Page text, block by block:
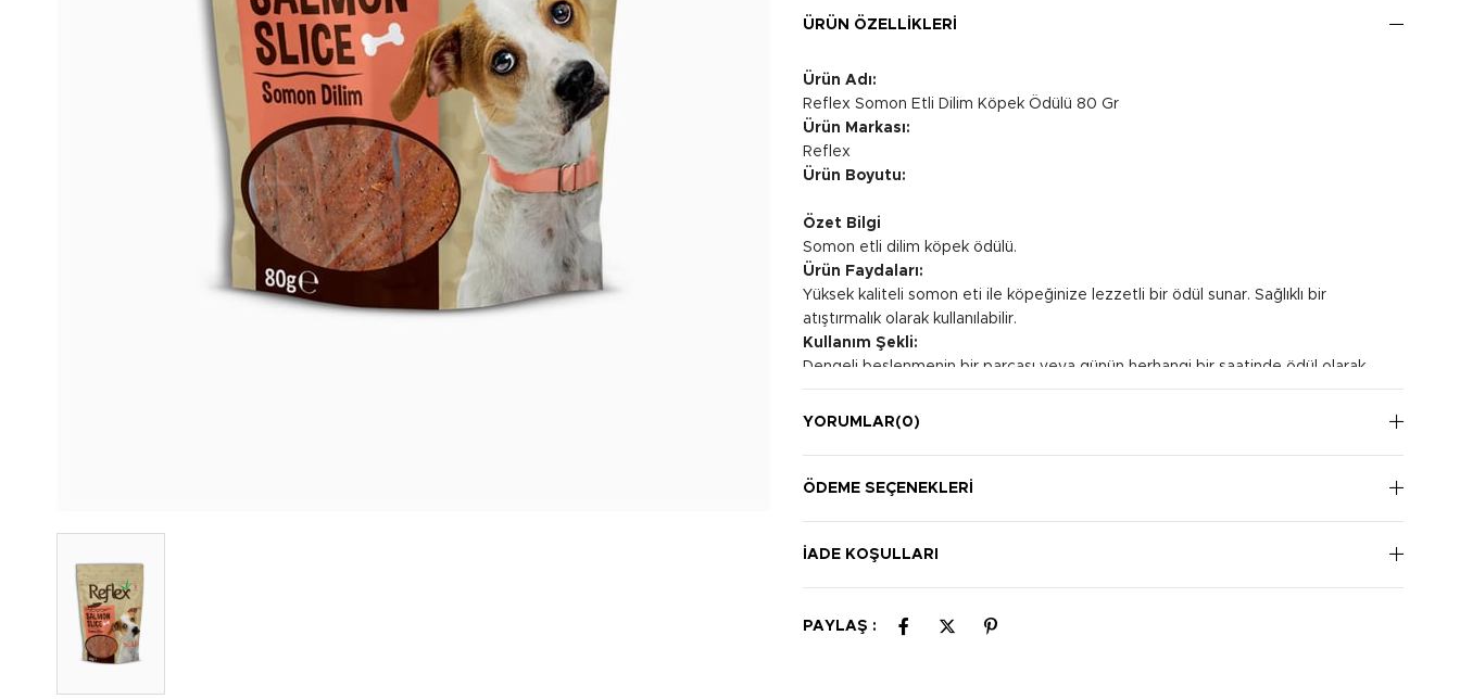
ÜRÜN ÖZELLIKLERI
Ürün Adı:
Reflex Somon Etli Dilim Köpek Ödülü 80 Gr
Ürün Markası:
Reflex
Ürün Boyutu:
Özet Bilgi
Somon etli dilim köpek ödülü.
Ürün Faydaları:
Yüksek kaliteli somon eti ile köpeğinize lezzetli bir ödül sunar. Sağlıklı bir
atıştırmalık olarak kullanılabilir.
Kullanım Şekli:
Dengeli beslenmenin bir parçası veya günün herhangi bir saatinde ödül olarak
verebilirsiniz.
YORUMLAR(0)
ÖDEME SEÇENEKLERI
İADE KOŞULLARI
PAYLAŞ :